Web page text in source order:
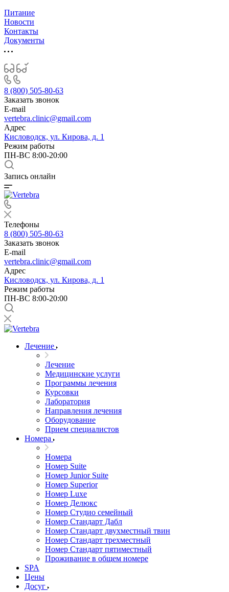
Питание
Новости
Контакты
Документы
8 (800) 505-80-63
Заказать звонок
E-mail
vertebra.clinic@gmail.com
Адрес
Кисловодск, ул. Кирова, д. 1
Режим работы
ПН-ВС 8:00-20:00
Запись онлайн
Телефоны
8 (800) 505-80-63
Заказать звонок
E-mail
vertebra.clinic@gmail.com
Адрес
Кисловодск, ул. Кирова, д. 1
Режим работы
ПН-ВС 8:00-20:00
Лечение
Лечение
Медицинские услуги
Программы лечения
Курсовки
Лаборатория
Направления лечения
Оборудование
Прием специалистов
Номера
Номера
Номер Suite
Номер Junior Suite
Номер Superior
Номер Luxe
Номер Делюкс
Номер Студио семейный
Номер Стандарт Дабл
Номер Стандарт двухместный твин
Номер Стандарт трехместный
Номер Стандарт пятиместный
Проживание в общем номере
SPA
Цены
Досуг